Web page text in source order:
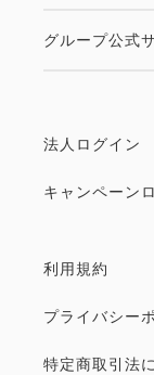
ます。 ●プラ
グループ公式
法人ログイン
キャンペーン
利用規約
プライバシー
特定商取引法